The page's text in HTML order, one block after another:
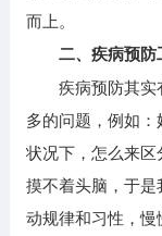
而上。
二、疾病预防
疾病预防其实
多的问题，例如
状况下，怎么来
摸不着头脑，于
动规律和习性，